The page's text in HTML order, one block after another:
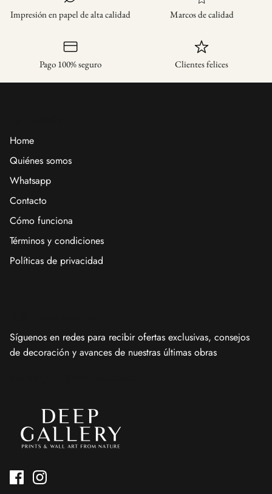
Impresión en papel de alta calidad Marcos de calidad
Pago 100% seguro Clientes felices
Home
Quiénes somos
Whatsapp
Contacto
Cómo funciona
Términos y condiciones
Políticas de privacidad
Síguenos en redes para recibir ofertas exclusivas, consejos
de decoración y avances de nuestras últimas obras